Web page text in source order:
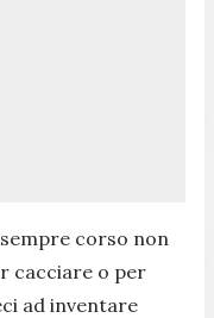
corso non
cacciare o per
ad inventare